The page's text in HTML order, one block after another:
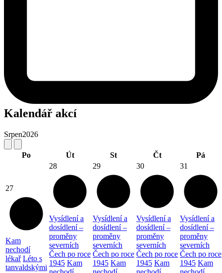
Kalendář akcí
Srpen2026
Po Út St Čt Pá
27
Kam
nechodí
lékař Léto s
tanvaldskými
28
Vysídlení a
dosídlení –
proměny
severních
Čech po roce
1945 Kam
29
Vysídlení a
dosídlení –
proměny
severních
Čech po roce
1945 Kam
30
Vysídlení a
dosídlení –
proměny
severních
Čech po roce
1945 Kam
31
Vysídlení a
dosídlení –
proměny
severních
Čech po roce
1945 Kam